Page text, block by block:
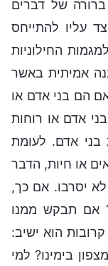
של דברים
עליו להתייחס
החילוניות
אמיתית באשר
הם בני אדם או
אדם או רוחות
אדם. לעומת
או חיות, הדבר
יסרבו. אם כך,
אם תבקש ממנו
הוא ישיב:
בימינו? למי